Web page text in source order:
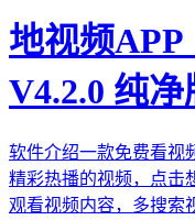
地视频APP
V4.2.0 纯净
软件介绍一款免费看视
精彩热播的视频，点击
观看视频内容，多搜索